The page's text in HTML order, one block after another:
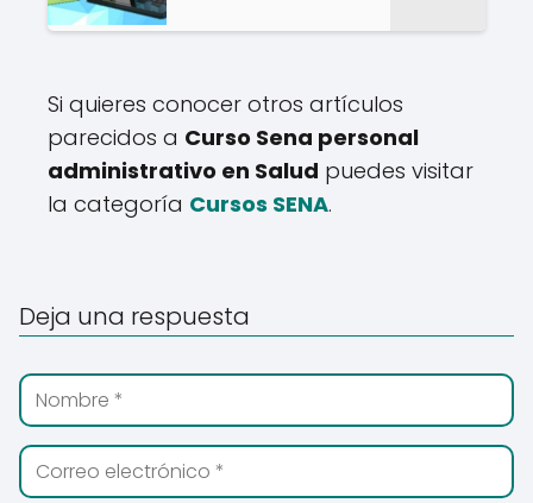
Si quieres conocer otros artículos
parecidos a Curso Sena personal
administrativo en Salud puedes visitar
la categoría Cursos SENA.
Deja una respuesta